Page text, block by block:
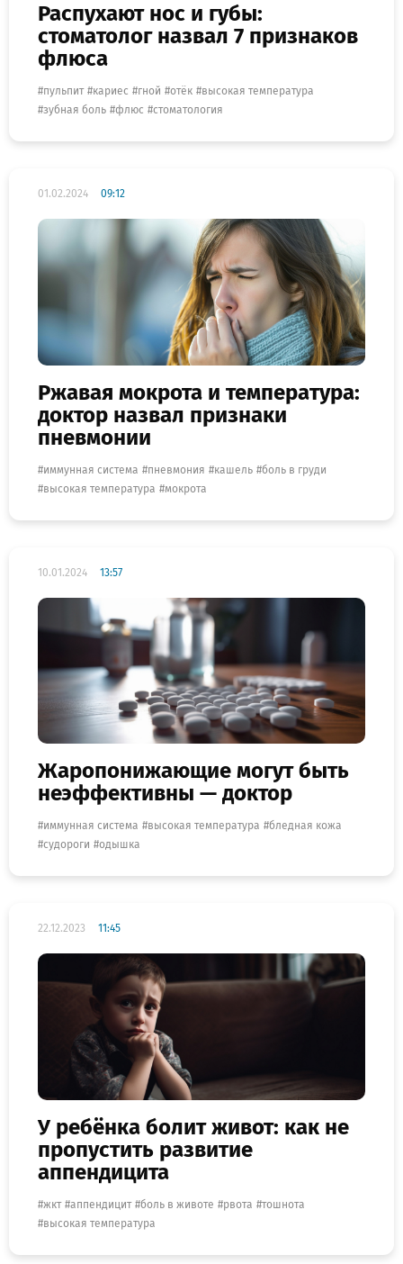
Распухают нос и губы:
стоматолог назвал 7 признаков
флюса
пульпит кариес гной отёк
высокая температура
зубная боль
флюс стоматология
01.02.2024 09:12
Ржавая мокрота и температура:
доктор назвал признаки
пневмонии
иммунная система пневмония кашель
боль в груди
высокая температура
мокрота
10.01.2024 13:57
Жаропонижающие могут быть
неэффективны — доктор
иммунная система высокая температура
бледная кожа
судороги
одышка
22.12.2023 11:45
У ребёнка болит живот: как не
пропустить развитие
аппендицита
жкт аппендицит боль в животе рвота
тошнота
высокая температура